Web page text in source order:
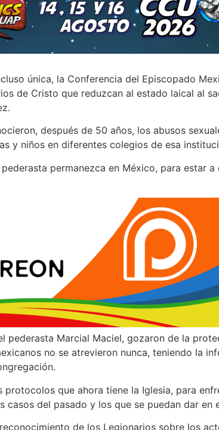
única, la Conferencia del Episcopado
de Cristo que reduzcan al estado laical al
después de 50 años, los abusos
y niños en diferentes colegios de esa
permanezca en México, para estar
pederasta Marcial Maciel, gozaron de la
no se atrevieron nunca, teniendo la
que ahora tiene la Iglesia, para
casos del pasado y los que se puedan dar en
de los Legionarios sobre los